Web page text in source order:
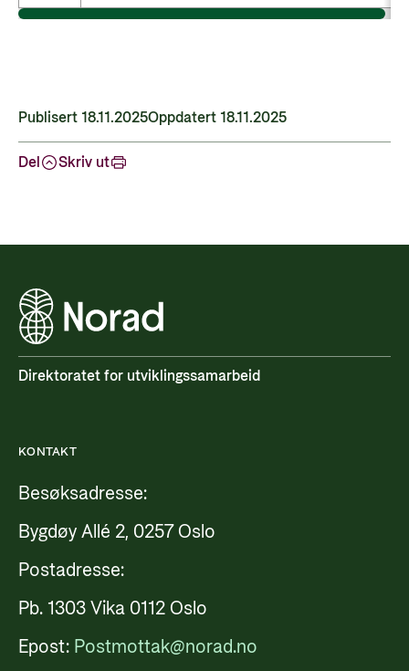
Publisert 18.11.2025Oppdatert 18.11.2025
Del Skriv ut
Direktoratet for utviklingssamarbeid
KONTAKT
Besøksadresse:
Bygdøy Allé 2, 0257 Oslo
Postadresse:
Pb. 1303 Vika 0112 Oslo
Epost: Postmottak@norad.no